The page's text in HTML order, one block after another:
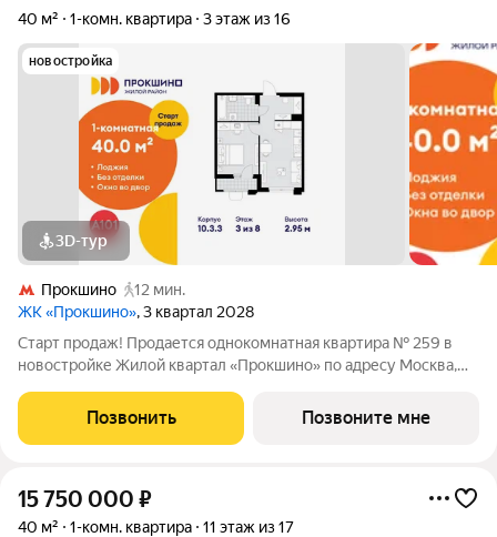
40 м²
1-комн. квартира 3 этаж из 16
новостройка
3D-тур
Прокшино
12 мин.
ЖК «Прокшино», 3 квартал 2028
Старт продаж! Продается однокомнатная квартира № 259 в
новостройке Жилой квартал «Прокшино» по адресу Москва,
Новомосковский административный округ, район Коммунарка,
ЖК Прокшино, 7.1.3. Общая площадь
Позвонить Позвоните мне
15 750 000 ₽
40 м² 1-комн. квартира 11 этаж из 17